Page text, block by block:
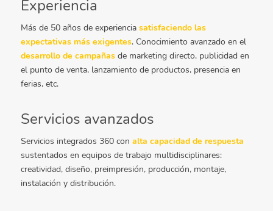
Experiencia
Más de 50 años de experiencia satisfaciendo las
expectativas más exigentes. Conocimiento avanzado en el
desarrollo de campañasde marketing directo, publicidad en
el punto de venta, lanzamiento de productos, presencia en
ferias, etc.
Servicios avanzados
Servicios integrados 360 con alta capacidad de respuesta
sustentados en equipos de trabajo multidisciplinares:
creatividad, diseño, preimpresión, producción, montaje,
instalación y distribución.